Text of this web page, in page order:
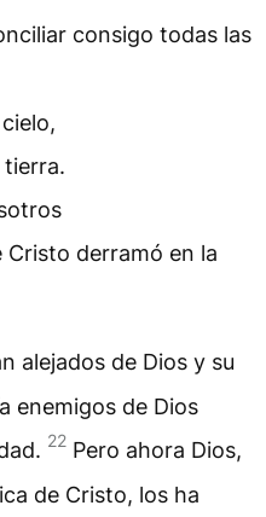
consigo todas las
tierra.
Cristo derramó en la
alejados de Dios y su
enemigos de Dios
22 Pero ahora Dios,
de Cristo, los ha